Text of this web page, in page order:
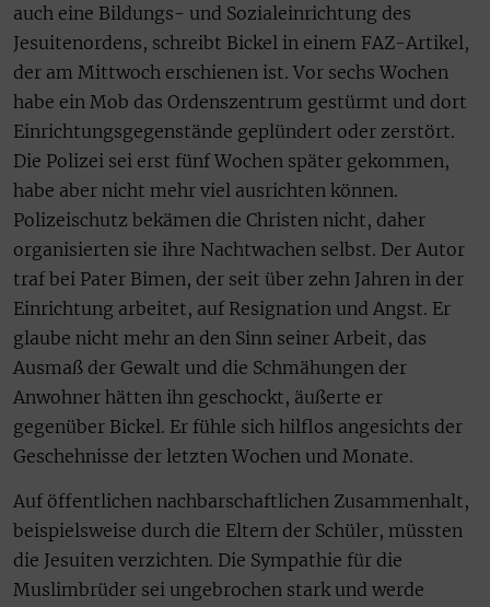
auch eine Bildungs- und Sozialeinrichtung des
Jesuitenordens, schreibt Bickel in einem FAZ-Artikel,
der am Mittwoch erschienen ist. Vor sechs Wochen
habe ein Mob das Ordenszentrum gestürmt und dort
Einrichtungsgegenstände geplündert oder zerstört.
Die Polizei sei erst fünf Wochen später gekommen,
habe aber nicht mehr viel ausrichten können.
Polizeischutz bekämen die Christen nicht, daher
organisierten sie ihre Nachtwachen selbst. Der Autor
traf bei Pater Bimen, der seit über zehn Jahren in der
Einrichtung arbeitet, auf Resignation und Angst. Er
glaube nicht mehr an den Sinn seiner Arbeit, das
Ausmaß der Gewalt und die Schmähungen der
Anwohner hätten ihn geschockt, äußerte er
gegenüber Bickel. Er fühle sich hilflos angesichts der
Geschehnisse der letzten Wochen und Monate.
Auf öffentlichen nachbarschaftlichen Zusammenhalt,
beispielsweise durch die Eltern der Schüler, müssten
die Jesuiten verzichten. Die Sympathie für die
Muslimbrüder sei ungebrochen stark und werde